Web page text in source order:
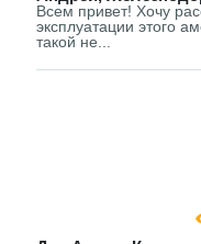
Всем привет! Хочу
эксплуатации этого
такой не...